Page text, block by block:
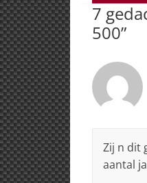
A
p
p
7
500”
Zij n dit
aantal